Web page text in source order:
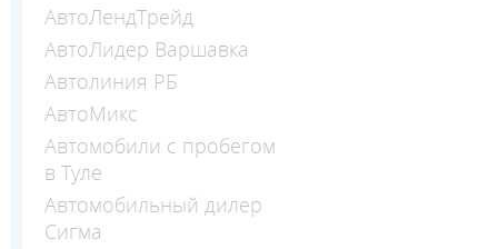
АвтоЛендТрейд
АвтоЛидер Варшавка
Автолиния РБ
АвтоМикс
Автомобили с пробегом
в Туле
Автомобильный дилер
Сигма